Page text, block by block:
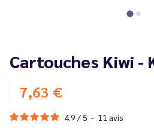
Cartouches Kiwi -
7,63 €
4.9 / 5 - 11 avis